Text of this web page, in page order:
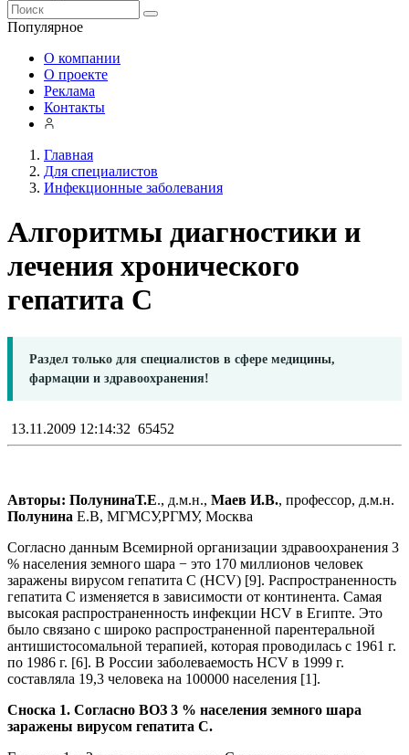
Популярное
О компании
О проекте
Реклама
Контакты
Главная
Для специалистов
Инфекционные заболевания
Алгоритмы диагностики и
лечения хронического
гепатита C
Раздел только для специалистов в сфере медицины,
фармации и здравоохранения!
13.11.2009 12:14:32 65452
Авторы: ПолунинаТ.Е., д.м.н., Маев И.В., профессор, д.м.н.
Полунина Е.В, МГМСУ,РГМУ, Москва
Согласно данным Всемирной организации здравоохранения 3
% населения земного шара − это 170 миллионов человек
заражены вирусом гепатита С (HCV) [9]. Распространенность
гепатита C изменяется в зависимости от континента. Самая
высокая распространенность инфекции HCV в Египте. Это
было связано с широко распространенной парентеральной
антишистосомальной терапией, которая проводилась с 1961 г.
по 1986 г. [6]. В России заболеваемость HCV в 1999 г.
составляла 19,3 человека на 100000 населения [1].
Сноска 1. Согласно ВОЗ 3 % населения земного шара
заражены вирусом гепатита С.